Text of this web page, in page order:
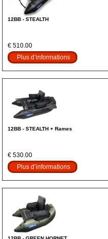
12BB - STEALTH
€ 510.00
Plus d’informations
12BB - STEALTH + Rames
€ 530.00
Plus d’informations